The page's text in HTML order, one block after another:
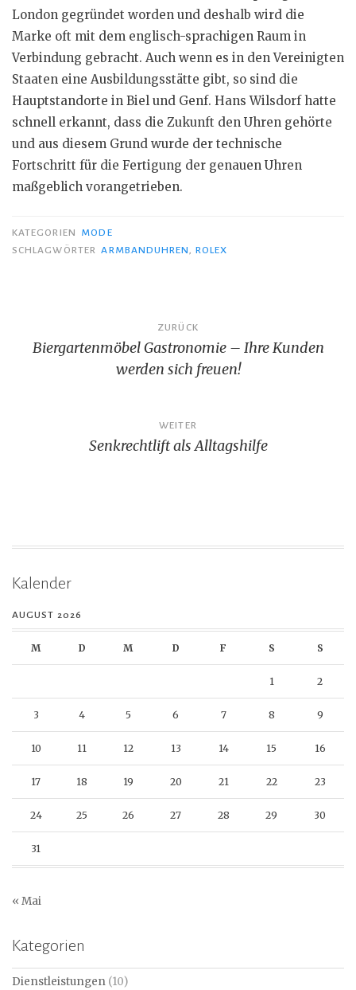
London gegründet worden und deshalb wird die
Marke oft mit dem englisch-sprachigen Raum in
Verbindung gebracht. Auch wenn es in den Vereinigten
Staaten eine Ausbildungsstätte gibt, so sind die
Hauptstandorte in Biel und Genf. Hans Wilsdorf hatte
schnell erkannt, dass die Zukunft den Uhren gehörte
und aus diesem Grund wurde der technische
Fortschritt für die Fertigung der genauen Uhren
maßgeblich vorangetrieben.
KATEGORIEN
MODE
SCHLAGWÖRTER ARMBANDUHREN, ROLEX
Beitragsnavigation
ZURÜCK
Biergartenmöbel Gastronomie – Ihre Kunden
werden sich freuen!
WEITER
Senkrechtlift als Alltagshilfe
Kalender
AUGUST 2026
M D M D F S S
1 2
3 4 5 6 7 8 9
10 11 12 13 14 15 16
17 18 19 20 21 22 23
24 25 26 27 28 29 30
31
« Mai
Kategorien
Dienstleistungen (10)